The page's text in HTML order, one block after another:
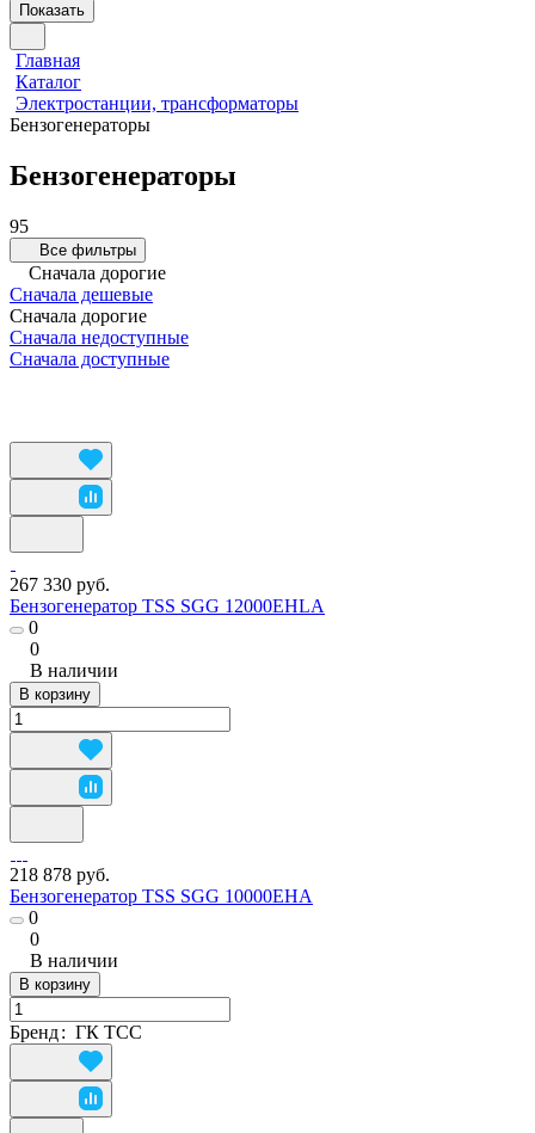
Показать
Главная
Каталог
Электростанции, трансформаторы
Бензогенераторы
Бензогенераторы
95
Все фильтры
Сначала дорогие
Сначала дешевые
Сначала дорогие
Сначала недоступные
Сначала доступные
267 330 руб.
Бензогенератор TSS SGG 12000EHLA
0
0
В наличии
В корзину
218 878 руб.
Бензогенератор TSS SGG 10000EHA
0
0
В наличии
В корзину
Бренд: ГК ТСС